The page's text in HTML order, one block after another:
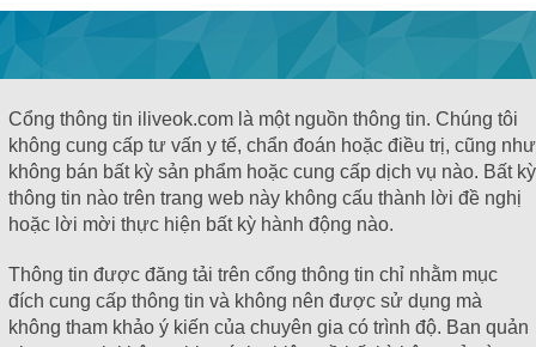
Cổng thông tin iliveok.com là một nguồn thông tin. Chúng tôi
không cung cấp tư vấn y tế, chẩn đoán hoặc điều trị, cũng như
không bán bất kỳ sản phẩm hoặc cung cấp dịch vụ nào. Bất kỳ
thông tin nào trên trang web này không cấu thành lời đề nghị
hoặc lời mời thực hiện bất kỳ hành động nào.
Thông tin được đăng tải trên cổng thông tin chỉ nhằm mục
đích cung cấp thông tin và không nên được sử dụng mà
không tham khảo ý kiến ​​của chuyên gia có trình độ. Ban quản